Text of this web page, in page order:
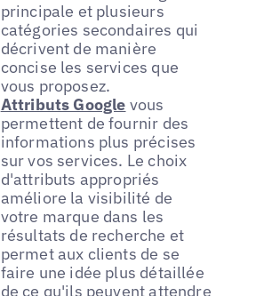
principale et plusieurs
catégories secondaires qui
décrivent de manière
concise les services que
vous proposez.
Attributs Google vous
permettent de fournir des
informations plus précises
sur vos services. Le choix
d'attributs appropriés
améliore la visibilité de
votre marque dans les
résultats de recherche et
permet aux clients de se
faire une idée plus détaillée
de ce qu'ils peuvent attendre